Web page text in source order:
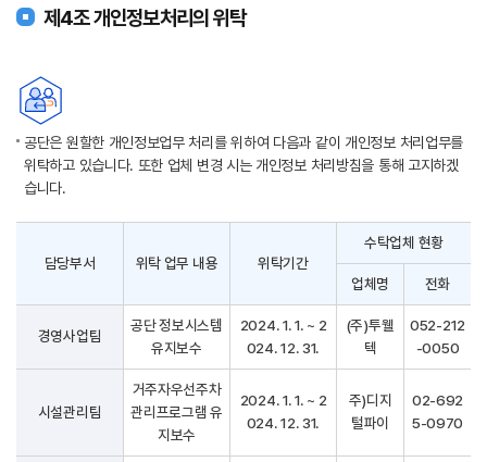
제4조 개인정보처리의 위탁
공단은 원할한 개인정보업무 처리를 위하여 다음과 같이 개인정보 처리업무를
위탁하고 있습니다. 또한 업체 변경 시는 개인정보 처리방침을 통해 고지하겠
습니다.
담당부서 위탁 업무 내용 위탁기간
수탁업체 현황
업체명 전화
경영사업팀
공단 정보시스템
유지보수
2024. 1. 1. ~ 2
024. 12. 31.
(주)투웰
텍
052-212
-0050
시설관리팀
거주자우선주차
관리프로그램 유
지보수
2024. 1. 1. ~ 2
024. 12. 31.
주)디지
털파이
02-692
5-0970